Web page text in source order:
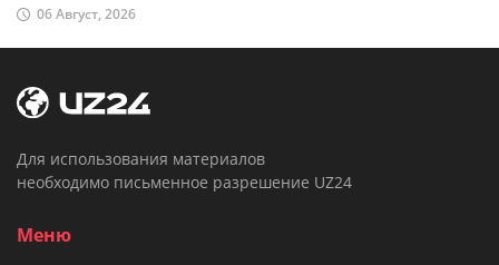
06 Август, 2026
Для использования материалов
необходимо письменное разрешение UZ24
Меню